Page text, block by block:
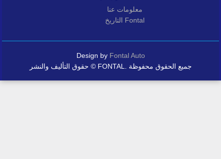
معلومات عنا
التاريخ Fontal
Design by Fontal Auto
حقوق التأليف والنشر © FONTAL. جميع الحقوق محفوظة